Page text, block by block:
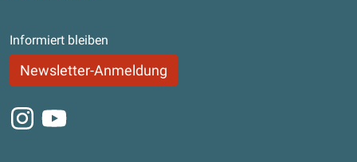
Informiert bleiben
Newsletter-Anmeldung
Instagram
Youtube